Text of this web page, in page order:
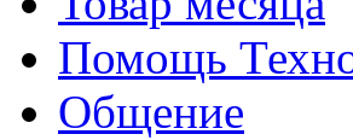
Помощь
Общение